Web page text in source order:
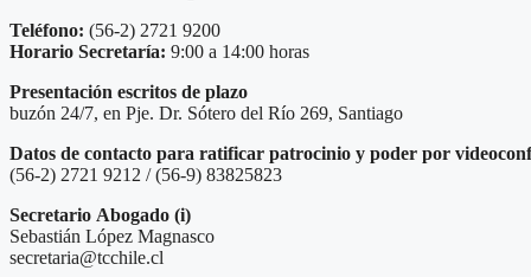
Teléfono: (56-2) 2721 9200
Horario Secretaría: 9:00 a 14:00 horas
Presentación escritos de plazo
buzón 24/7, en Pje. Dr. Sótero del Río 269, Santiago
Datos de contacto para ratificar patrocinio y poder por
(56-2) 2721 9212 / (56-9) 83825823
Secretario Abogado (i)
Sebastián López Magnasco
secretaria@tcchile.cl